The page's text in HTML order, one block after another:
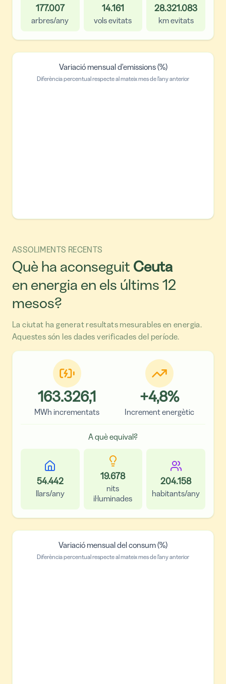
177.007
arbres/any
14.161
vols evitats
28.321.083
km evitats
Variació mensual d'emissions (%)
Diferència percentual respecte al mateix mes de l'any anterior
ASSOLIMENTS RECENTS
Què ha aconseguit Ceuta
en energia en els últims 12
mesos?
La ciutat ha generat resultats mesurables en energia.
Aquestes són les dades verificades del període.
163.326,1
MWh incrementats
+4,8%
Increment energètic
A què equival?
54.442
llars/any
19.678
nits
il·luminades
204.158
habitants/any
Variació mensual del consum (%)
Diferència percentual respecte al mateix mes de l'any anterior